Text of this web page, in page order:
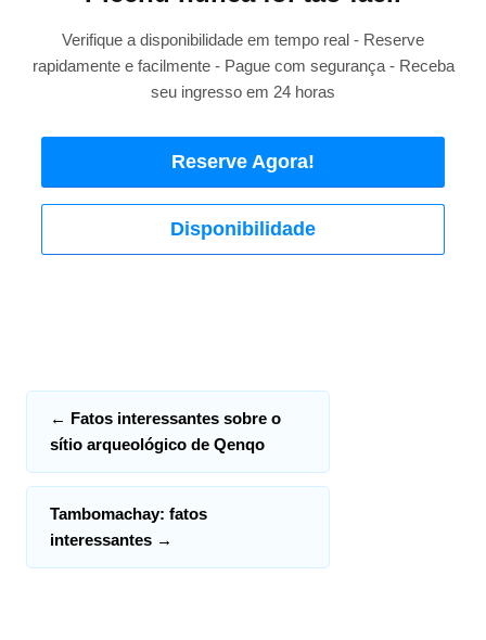
Verifique a disponibilidade em tempo real - Reserve
rapidamente e facilmente - Pague com segurança - Receba
seu ingresso em 24 horas
Reserve Agora!
Disponibilidade
← Fatos interessantes sobre o
sítio arqueológico de Qenqo
Tambomachay: fatos
interessantes →